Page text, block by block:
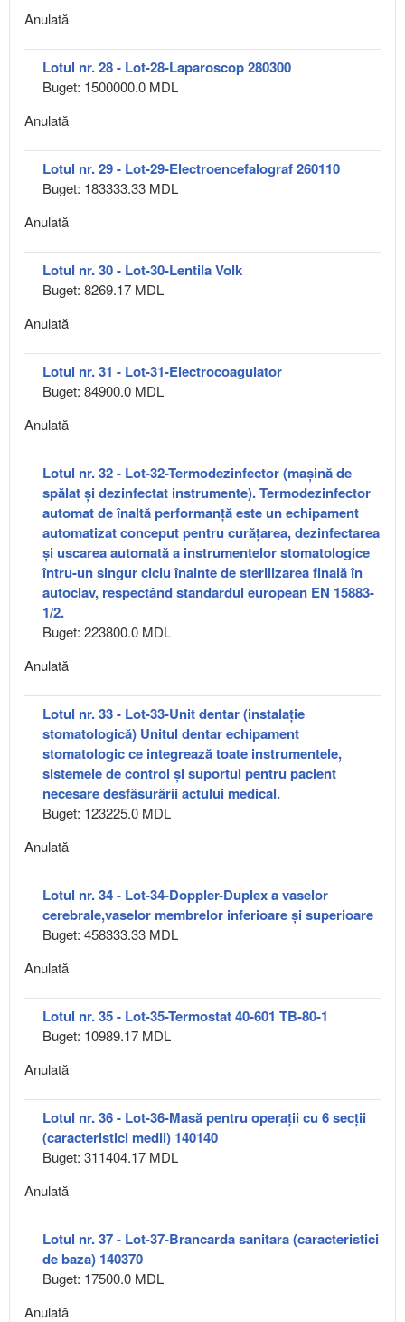
Anulată
Lotul nr. 28 - Lot-28-Laparoscop 280300
Buget: 1500000.0 MDL
Anulată
Lotul nr. 29 - Lot-29-Electroencefalograf 260110
Buget: 183333.33 MDL
Anulată
Lotul nr. 30 - Lot-30-Lentila Volk
Buget: 8269.17 MDL
Anulată
Lotul nr. 31 - Lot-31-Electrocoagulator
Buget: 84900.0 MDL
Anulată
Lotul nr. 32 - Lot-32-Termodezinfector (mașină de
spălat și dezinfectat instrumente). Termodezinfector
automat de înaltă performanță este un echipament
automatizat conceput pentru curățarea, dezinfectarea
și uscarea automată a instrumentelor stomatologice
întru-un singur ciclu înainte de sterilizarea finală în
autoclav, respectând standardul european EN 15883-
1/2.
Buget: 223800.0 MDL
Anulată
Lotul nr. 33 - Lot-33-Unit dentar (instalație
stomatologică) Unitul dentar echipament
stomatologic ce integrează toate instrumentele,
sistemele de control și suportul pentru pacient
necesare desfăsurării actului medical.
Buget: 123225.0 MDL
Anulată
Lotul nr. 34 - Lot-34-Doppler-Duplex a vaselor
cerebrale,vaselor membrelor inferioare și superioare
Buget: 458333.33 MDL
Anulată
Lotul nr. 35 - Lot-35-Termostat 40-601 TB-80-1
Buget: 10989.17 MDL
Anulată
Lotul nr. 36 - Lot-36-Masă pentru operații cu 6 secții
(caracteristici medii) 140140
Buget: 311404.17 MDL
Anulată
Lotul nr. 37 - Lot-37-Brancarda sanitara (caracteristici
de baza) 140370
Buget: 17500.0 MDL
Anulată